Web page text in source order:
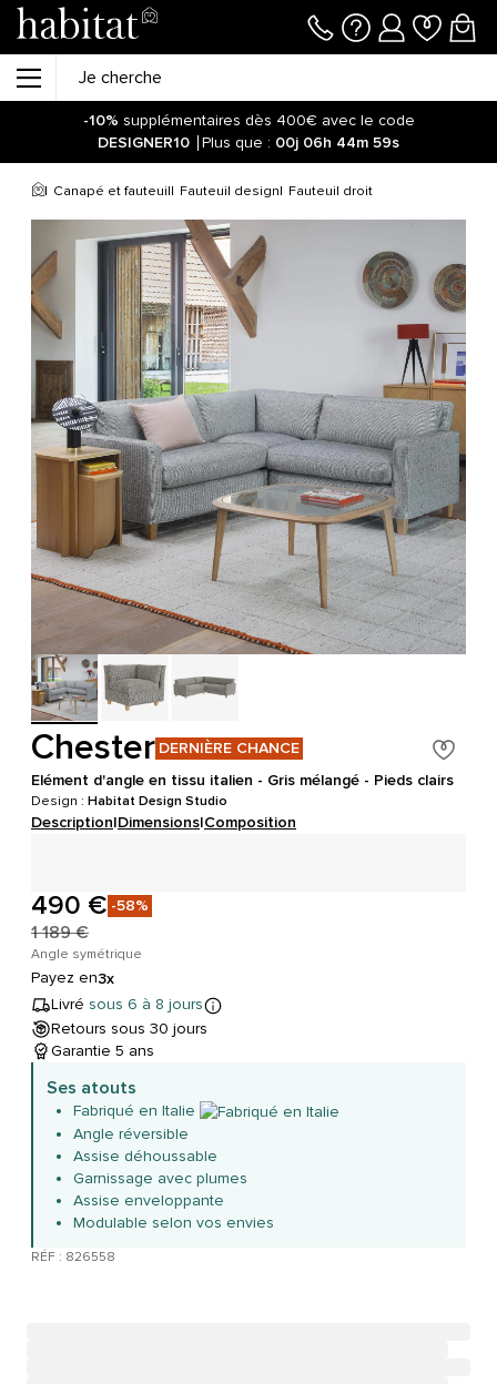
-10% supplémentaires dès 400€ avec le code
DESIGNER10
Plus que : 00j 06h 44m 59s
Canapé et fauteuil Fauteuil design Fauteuil droit
Chester DERNIÈRE CHANCE
Elément d'angle en tissu italien - Gris mélangé - Pieds clairs
Design : Habitat Design Studio
Description|Dimensions|Composition
490 € -58%
1 189 €
Angle symétrique
Payez en3x
Livré sous 6 à 8 jours
Retours sous 30 jours
Garantie 5 ans
Ses atouts
Fabriqué en Italie
Angle réversible
Assise déhoussable
Garnissage avec plumes
Assise enveloppante
Modulable selon vos envies
RÉF : 826558